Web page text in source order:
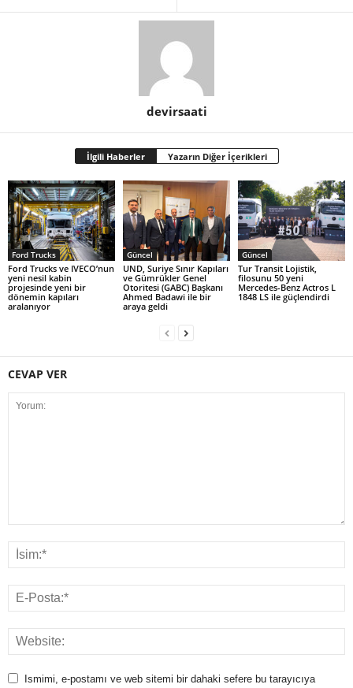
devirsaati
İlgili Haberler Yazarın Diğer İçerikleri
Ford Trucks
Ford Trucks ve IVECO’nun
yeni nesil kabin
projesinde yeni bir
dönemin kapıları
aralanıyor
Güncel
UND, Suriye Sınır Kapıları
ve Gümrükler Genel
Otoritesi (GABC) Başkanı
Ahmed Badawi ile bir
araya geldi
Güncel
Tur Transit Lojistik,
filosunu 50 yeni
Mercedes-Benz Actros L
1848 LS ile güçlendirdi
CEVAP VER
Ismimi, e-postamı ve web sitemi bir dahaki sefere bu tarayıcıya